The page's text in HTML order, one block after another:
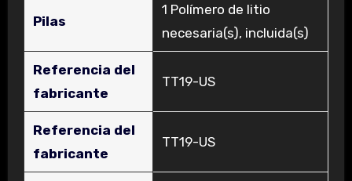
Pilas
‎1 Polímero de litio
necesaria(s), incluida(s)
Referencia del
fabricante
‎TT19-US
Referencia del
fabricante
‎TT19-US